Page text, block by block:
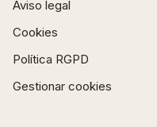
Aviso legal
Cookies
Política RGPD
Gestionar cookies